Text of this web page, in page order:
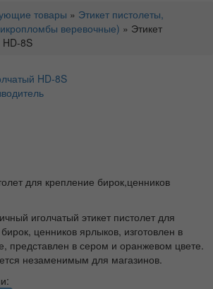
товары » Этикет пистолеты,
веревочные) » Этикет
HD-8S
для крепление бирок,ценников
иголчатый этикет пистолет для
ценников ярлыков, изготовлен в
представлен в сером и оранжевом цвете.
незаменимым для магазинов.